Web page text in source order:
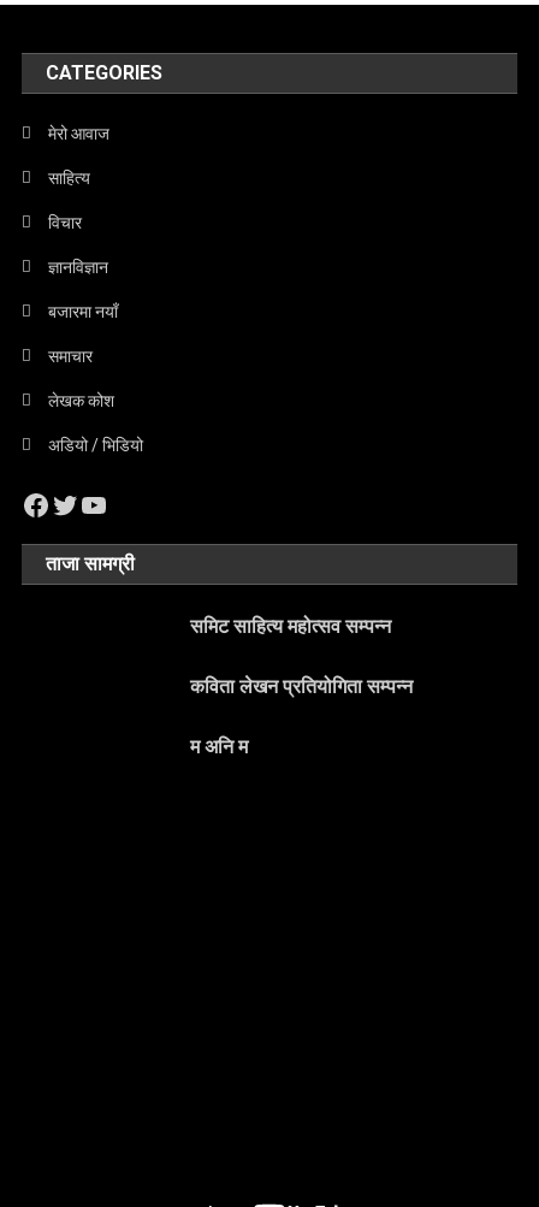
CATEGORIES
मेरो आवाज
साहित्य
विचार
ज्ञानविज्ञान
बजारमा नयाँ
समाचार
लेखक कोश
अडियो / भिडियो
Facebook
Twitter
YouTube
ताजा सामग्री
समिट साहित्य महोत्सव सम्पन्न
कविता लेखन प्रतियोगिता सम्पन्न
म अनि म